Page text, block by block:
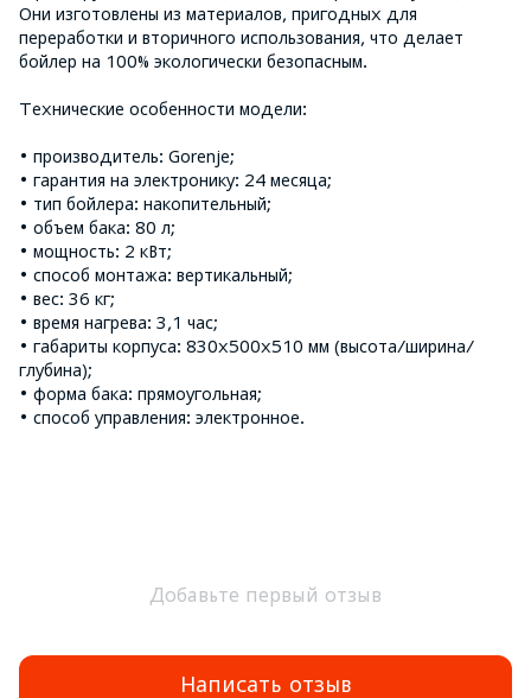
Они изготовлены из материалов, пригодных для
переработки и вторичного использования, что делает
бойлер на 100% экологически безопасным.
Технические особенности модели:
• производитель: Gorenje;
• гарантия на электронику: 24 месяца;
• тип бойлера: накопительный;
• объем бака: 80 л;
• мощность: 2 кВт;
• способ монтажа: вертикальный;
• вес: 36 кг;
• время нагрева: 3,1 час;
• габариты корпуса: 830х500х510 мм (высота/ширина/
глубина);
• форма бака: прямоугольная;
• способ управления: электронное.
Добавьте первый отзыв
Написать отзыв